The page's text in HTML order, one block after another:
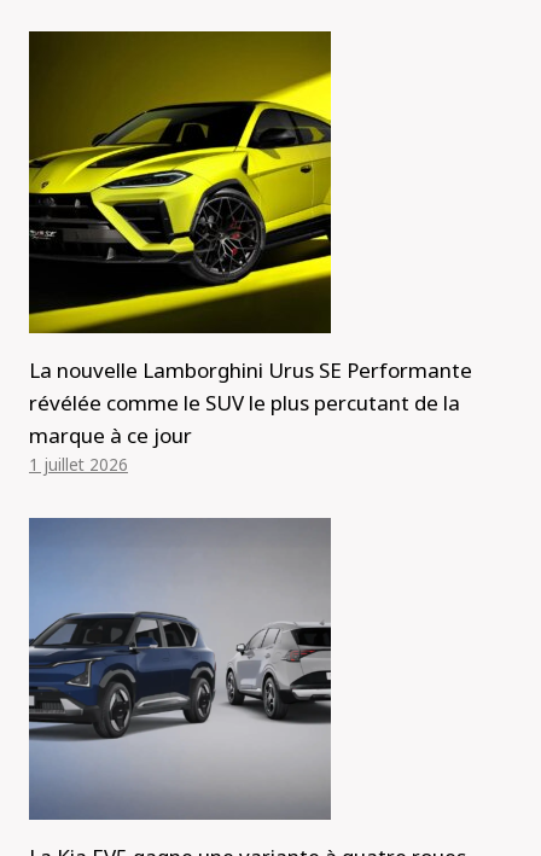
La nouvelle Lamborghini Urus SE Performante
révélée comme le SUV le plus percutant de la
marque à ce jour
1 juillet 2026